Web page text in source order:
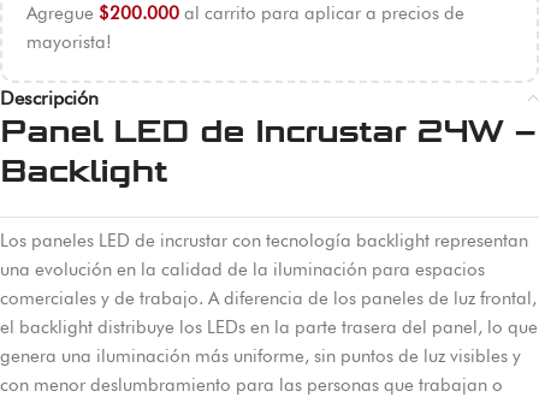
Agregue $200.000 al carrito para aplicar a precios de
mayorista!
Descripción
Panel LED de Incrustar 24W –
Backlight
Los paneles LED de incrustar con tecnología backlight representan
una evolución en la calidad de la iluminación para espacios
comerciales y de trabajo. A diferencia de los paneles de luz frontal,
el backlight distribuye los LEDs en la parte trasera del panel, lo que
genera una iluminación más uniforme, sin puntos de luz visibles y
con menor deslumbramiento para las personas que trabajan o